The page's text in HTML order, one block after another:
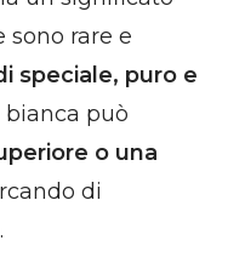
sono rare e
speciale, puro e
bianca può
o una
di